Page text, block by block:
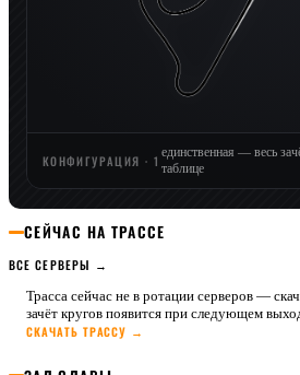
КОНФИГУРАЦИЯ · 1 единственная — весь
таблице
СЕЙЧАС НА ТРАССЕ
ВСЕ СЕРВЕРЫ →
Трасса сейчас не в ротации серверов —
зачёт кругов появится при следующем
СКАЧАТЬ ТРАССУ →